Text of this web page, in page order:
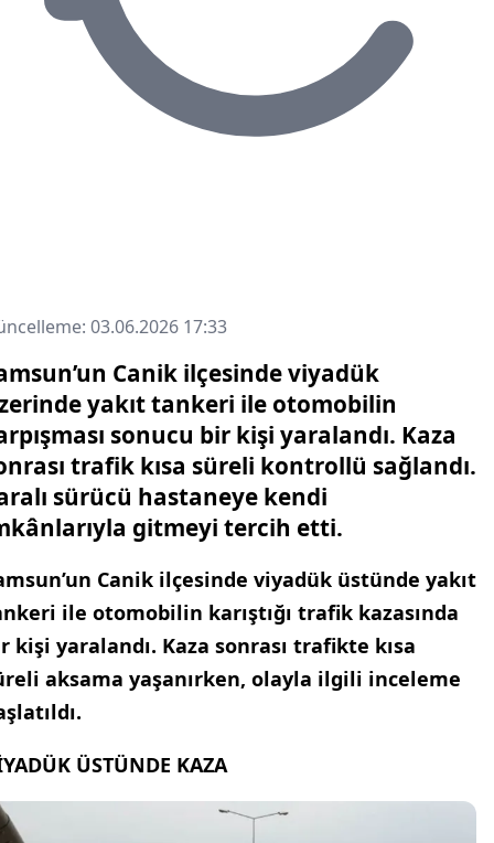
03.06.2026 17:33
Canik ilçesinde viyadük
yakıt tankeri ile otomobilin
sonucu bir kişi yaralandı. Kaza
trafik kısa süreli kontrollü sağlandı.
sürücü hastaneye kendi
gitmeyi tercih etti.
Canik ilçesinde viyadük üstünde yakıt
ile otomobilin karıştığı trafik kazasında
kişi yaralandı. Kaza sonrası trafikte kısa
aksama yaşanırken, olayla ilgili inceleme
ÜSTÜNDE KAZA